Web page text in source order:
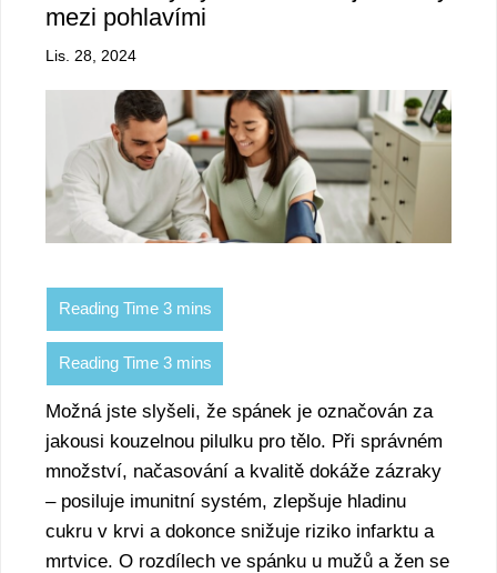
mezi pohlavími
Lis. 28, 2024
Možná jste slyšeli, že spánek je označován za
jakousi kouzelnou pilulku pro tělo. Při správném
množství, načasování a kvalitě dokáže zázraky
– posiluje imunitní systém, zlepšuje hladinu
cukru v krvi a dokonce snižuje riziko infarktu a
mrtvice. O rozdílech ve spánku u mužů a žen se